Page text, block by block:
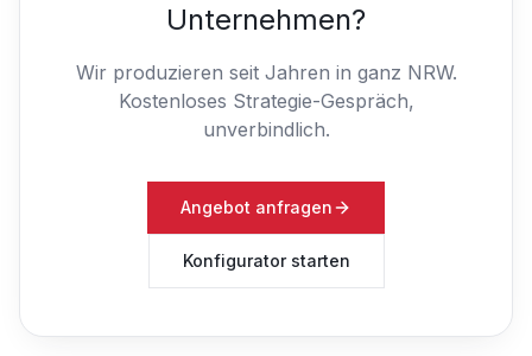
Unternehmen?
Wir produzieren seit Jahren in ganz NRW.
Kostenloses Strategie-Gespräch,
unverbindlich.
Angebot anfragen
Konfigurator starten